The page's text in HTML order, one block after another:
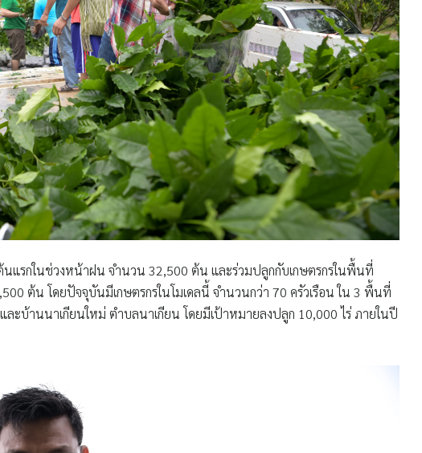
นแรกในช่วงหน้าฝน จำนวน 32,500 ต้น และร่วมปลูกกับเกษตรกรในพื้นที่
ต้น โดยปัจจุบันมีเกษตรกรในโมเดลนี้ จำนวนกว่า 70 ครัวเรือน ใน 3 พื้นที่
ละบ้านนาเกียนใหม่ ตำบลนาเกียน โดยมีเป้าหมายลงปลูก 10,000 ไร่ ภายในปี